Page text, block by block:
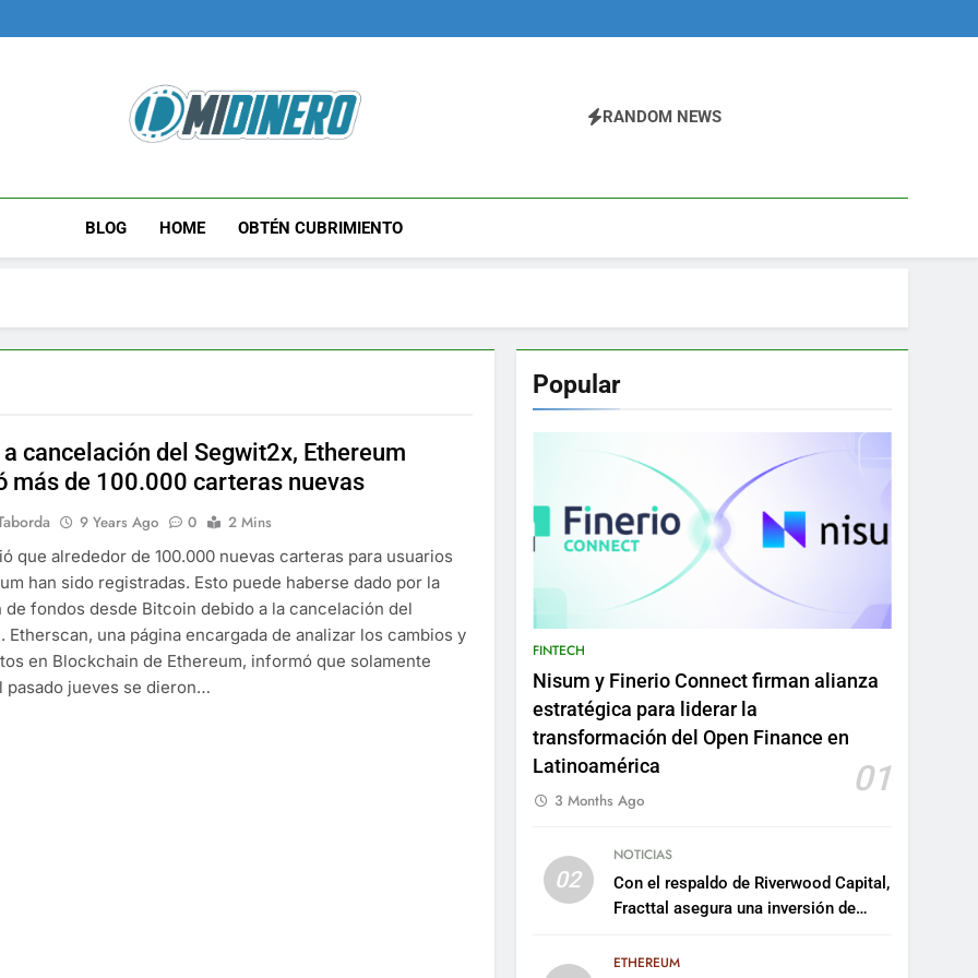
Midinero.co
RANDOM NEWS
BLOG HOME OBTÉN CUBRIMIENTO
a cancelación del Segwit2x, Ethereum
más de 100.000 carteras nuevas
9 Years Ago 0
2 Mins
que alrededor de 100.000 nuevas carteras para usuarios
han sido registradas. Esto puede haberse dado por la
de fondos desde Bitcoin debido a la cancelación del
Etherscan, una página encargada de analizar los cambios y
en Blockchain de Ethereum, informó que solamente
pasado jueves se dieron…
Popular
FINTECH
Nisum y Finerio Connect firman alianza
estratégica para liderar la
transformación del Open Finance en
Latinoamérica
01
3 Months Ago
02
NOTICIAS
Con el respaldo de Riverwood Capital,
Fracttal asegura una inversión de
plataforma
ETHEREUM